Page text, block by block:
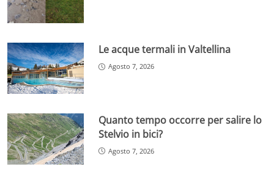
Le acque termali in Valtellina
Agosto 7, 2026
Quanto tempo occorre per salire lo
Stelvio in bici?
Agosto 7, 2026